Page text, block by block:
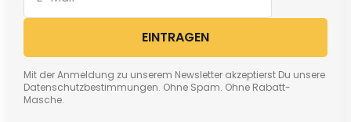
EINTRAGEN
Mit der Anmeldung zu unserem Newsletter akzeptierst Du unsere
Datenschutzbestimmungen. Ohne Spam. Ohne Rabatt-
Masche.